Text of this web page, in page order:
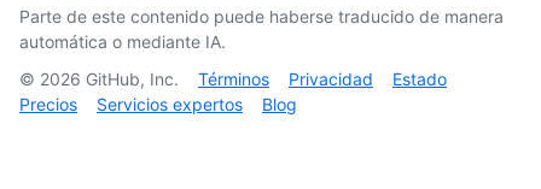
Parte de este contenido puede haberse traducido de manera
automática o mediante IA.
© 2026 GitHub, Inc. Términos Privacidad
Estado
Precios
Servicios expertos Blog